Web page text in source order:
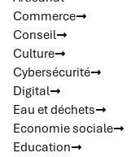
Commerce
Conseil
Culture
Cybersécurité
Digital
Eau et déchets
Economie sociale
Education